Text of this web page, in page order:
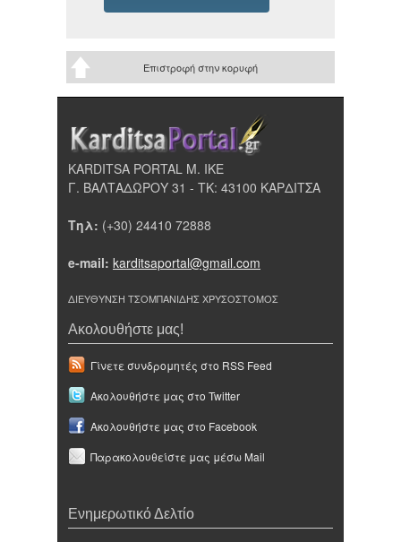
Επιστροφή στην κορυφή
KARDITSA PORTAL Μ. ΙΚΕ
Γ. ΒΑΛΤΑΔΩΡΟΥ 31 - ΤΚ: 43100 ΚΑΡΔΙΤΣΑ
Τηλ: (+30) 24410 72888
e-mail: karditsaportal@gmail.com
ΔΙΕΥΘΥΝΣΗ ΤΣΟΜΠΑΝΙΔΗΣ ΧΡΥΣΟΣΤΟΜΟΣ
Ακολουθήστε μας!
Γίνετε συνδρομητές στο RSS Feed
Ακολουθήστε μας στο Twitter
Ακολουθήστε μας στο Facebook
Παρακολουθείστε μας μέσω Mail
Ενημερωτικό Δελτίο